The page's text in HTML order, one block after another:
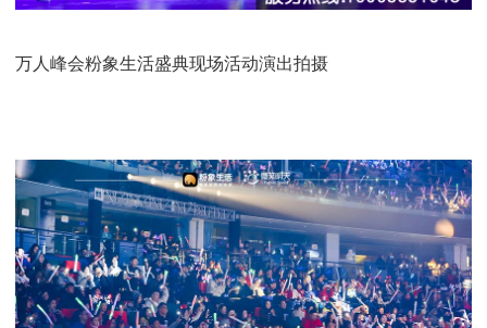
万人峰会粉象生活盛典现场活动演出拍摄